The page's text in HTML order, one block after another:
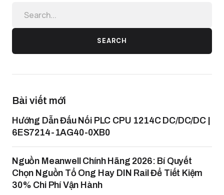
SEARCH
Bài viết mới
Hướng Dẫn Đấu Nối PLC CPU 1214C DC/DC/DC |
6ES7214-1AG40-0XB0
Nguồn Meanwell Chính Hãng 2026: Bí Quyết
Chọn Nguồn Tổ Ong Hay DIN Rail Để Tiết Kiệm
30% Chi Phí Vận Hành